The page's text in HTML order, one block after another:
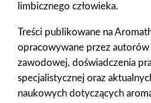
limbicznego człowieka.
Treści publikowane na
opracowywane przez
zawodowej, doświadczenia
specjalistycznej oraz
naukowych dotyczących